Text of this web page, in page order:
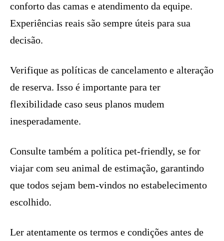
conforto das camas e atendimento da equipe.
Experiências reais são sempre úteis para sua
decisão.
Verifique as políticas de cancelamento e alteração
de reserva. Isso é importante para ter
flexibilidade caso seus planos mudem
inesperadamente.
Consulte também a política pet-friendly, se for
viajar com seu animal de estimação, garantindo
que todos sejam bem-vindos no estabelecimento
escolhido.
Ler atentamente os termos e condições antes de